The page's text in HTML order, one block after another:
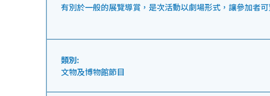
有別於一般的展覽導賞，是次活動以劇場形式，讓參加者
類別:
文物及博物館節目